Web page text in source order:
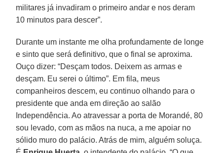
militares já invadiram o primeiro andar e nos deram
10 minutos para descer”.
Durante um instante me olha profundamente de longe
e sinto que será definitivo, que o final se aproxima.
Ouço dizer: “Desçam todos. Deixem as armas e
desçam. Eu serei o último”. Em fila, meus
companheiros descem, eu continuo olhando para o
presidente que anda em direção ao salão
Independência. Ao atravessar a porta de Morandé, 80
sou levado, com as mãos na nuca, a me apoiar no
sólido muro do palácio. Atrás de mim, alguém soluça.